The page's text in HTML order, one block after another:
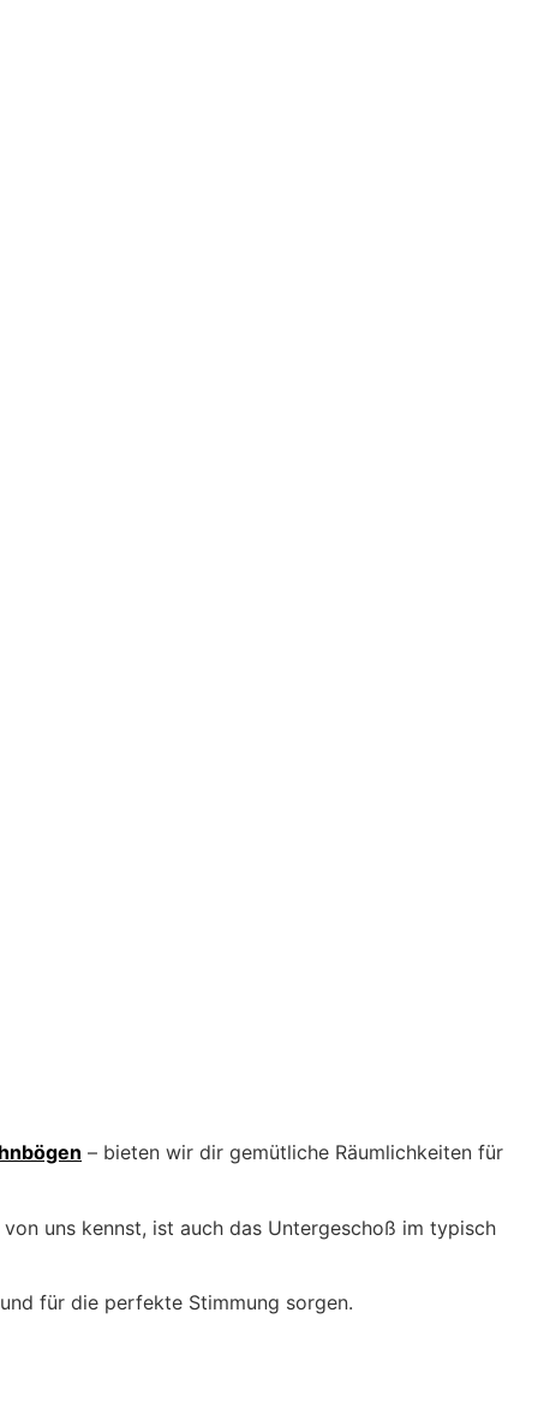
– bieten wir dir gemütliche Räumlichkeiten für
uns kennst, ist auch das Untergeschoß im typisch
für die perfekte Stimmung sorgen.